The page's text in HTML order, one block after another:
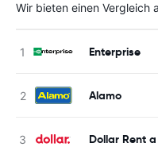
Wir bieten einen Vergleich
Enterprise
Alamo
Dollar Rent